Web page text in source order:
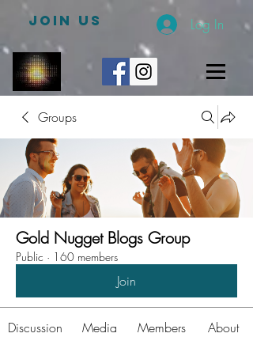
JOIN US Log In
Groups
Gold Nugget Blogs Group
Public · 160 members
Join
Discussion Media Members About